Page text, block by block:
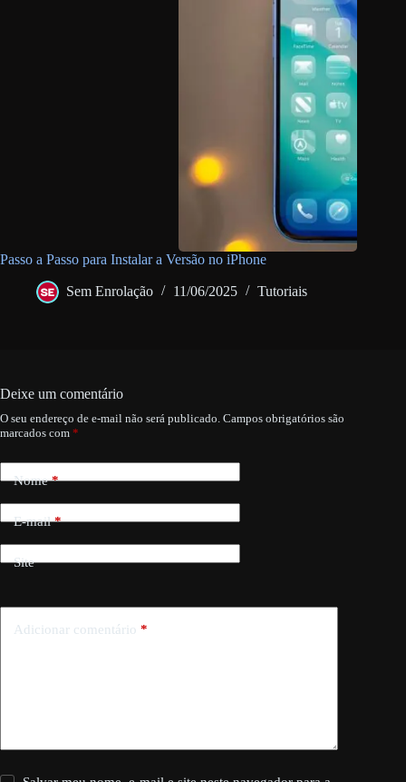
Passo a Passo para Instalar a Versão no iPhone
Sem Enrolação 11/06/2025 Tutoriais
Deixe um comentário
O seu endereço de e-mail não será publicado. Campos obrigatórios são
marcados com *
Nome*
E-mail*
Site
Adicionar comentário *